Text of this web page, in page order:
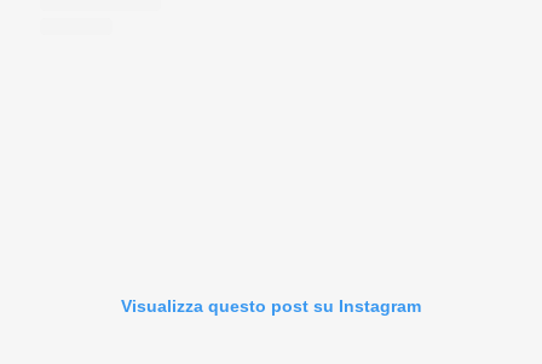
Visualizza questo post su Instagram